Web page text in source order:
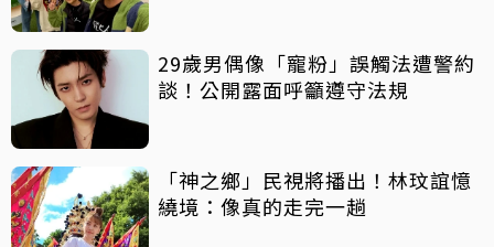
29歲男偶像「寵粉」誤觸法遭警約
談！公開露面呼籲遵守法規
「神之鄉」民視將播出！林玟誼憶
繞境：像真的走完一趟